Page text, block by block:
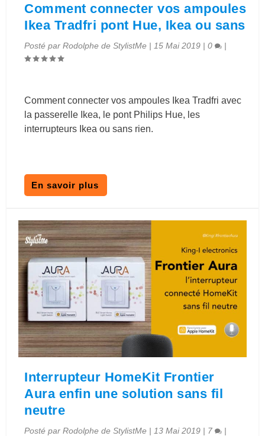
Comment connecter vos ampoules
Ikea Tradfri pont Hue, Ikea ou sans
Posté parRodolphe de StylistMe | 15 Mai 2019 |0 |
Comment connecter vos ampoules Ikea Tradfri avec
la passerelle Ikea, le pont Philips Hue, les
interrupteurs Ikea ou sans rien.
En savoir plus
Interrupteur HomeKit Frontier
Aura enfin une solution sans fil
neutre
Posté parRodolphe de StylistMe | 13 Mai 2019 | 7 |